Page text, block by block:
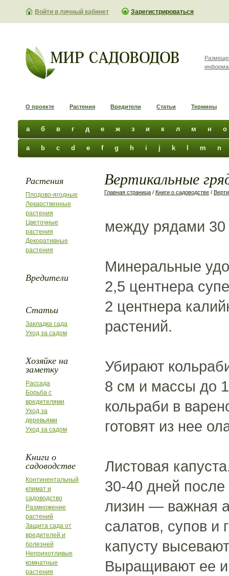
Войти в личный кабинет Зарегистрироваться
О проекте Растения Вредители Статьи Термины
а б в г д е ж з и к л м н о
a b c d e f g h i j k m n
Растения
Плодово-ягодные
Лекарственные
растения
Цветочные
растения
Декоративные
растения
Вредители
Статьи
Закладка сада
Уход за садом
Хозяйке на
заметку
Рассада
Борьба с
вредителями
Уход за
деревьями
Уход за садом
Книги о
садоводстве
Континентальный
климат и
садоводство
Размножение
растений
Защита сада от
вредителей и
болезней
Неприхотливые
комнатные
растения
Вертикальные
Главная страница / Книги о садоводстве /
между рядами
Минеральные
2,5 центнера
2 центнера
растений.
Убирают
8 см и массы до
кольраби в
готовят из нее
Листовая
30-40 дней
лизин — важная
салатов, супов и
капусту
Выращивают ее и